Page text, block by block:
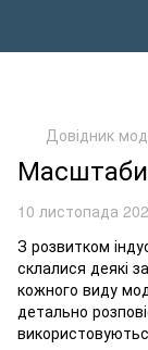
Довідник
10 листопада
З розвитком
склалися деякі
кожного виду
детально